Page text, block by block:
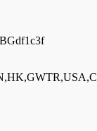
BGdf1c3f